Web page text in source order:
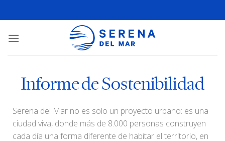
Informe de Sostenibilidad
Serena del Mar no es solo un proyecto urbano: es una
ciudad viva, donde más de 8.000 personas construyen
cada día una forma diferente de habitar el territorio, en